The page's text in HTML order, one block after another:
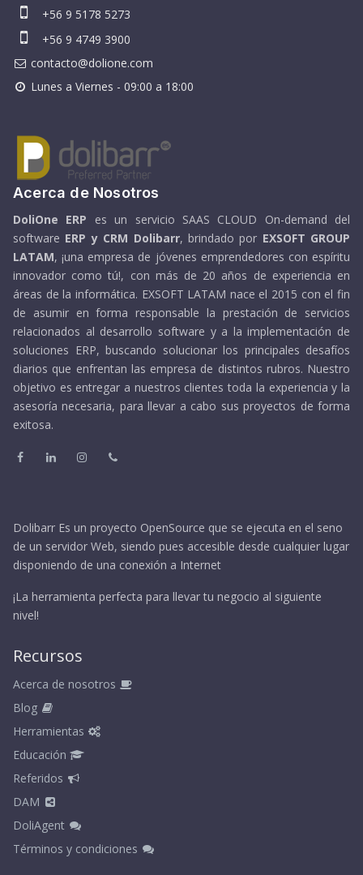
+56 9 5178 5273
+56 9 4749 3900
contacto@dolione.com
Lunes a Viernes - 09:00 a 18:00
Acerca de Nosotros
DoliOne ERP es un servicio SAAS CLOUD On-demand del
software ERP y CRM Dolibarr, brindado por EXSOFT GROUP
LATAM, ¡una empresa de jóvenes emprendedores con espíritu
innovador como tú!, con más de 20 años de experiencia en
áreas de la informática. EXSOFT LATAM nace el 2015 con el fin
de asumir en forma responsable la prestación de servicios
relacionados al desarrollo software y a la implementación de
soluciones ERP, buscando solucionar los principales desafíos
diarios que enfrentan las empresa de distintos rubros. Nuestro
objetivo es entregar a nuestros clientes toda la experiencia y la
asesoría necesaria, para llevar a cabo sus proyectos de forma
exitosa.
Dolibarr Es un proyecto OpenSource que se ejecuta en el seno
de un servidor Web, siendo pues accesible desde cualquier lugar
disponiendo de una conexión a Internet
¡La herramienta perfecta para llevar tu negocio al siguiente
nivel!
Recursos
Acerca de nosotros
Blog
Herramientas
Educación
Referidos
DAM
DoliAgent
Términos y condiciones